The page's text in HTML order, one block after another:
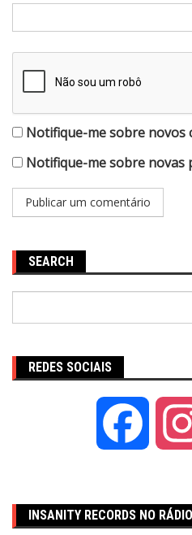
Notifique-me sobre novos
Notifique-me sobre novas
SEARCH
REDES SOCIAIS
INSANITY RECORDS NO RÁDIO